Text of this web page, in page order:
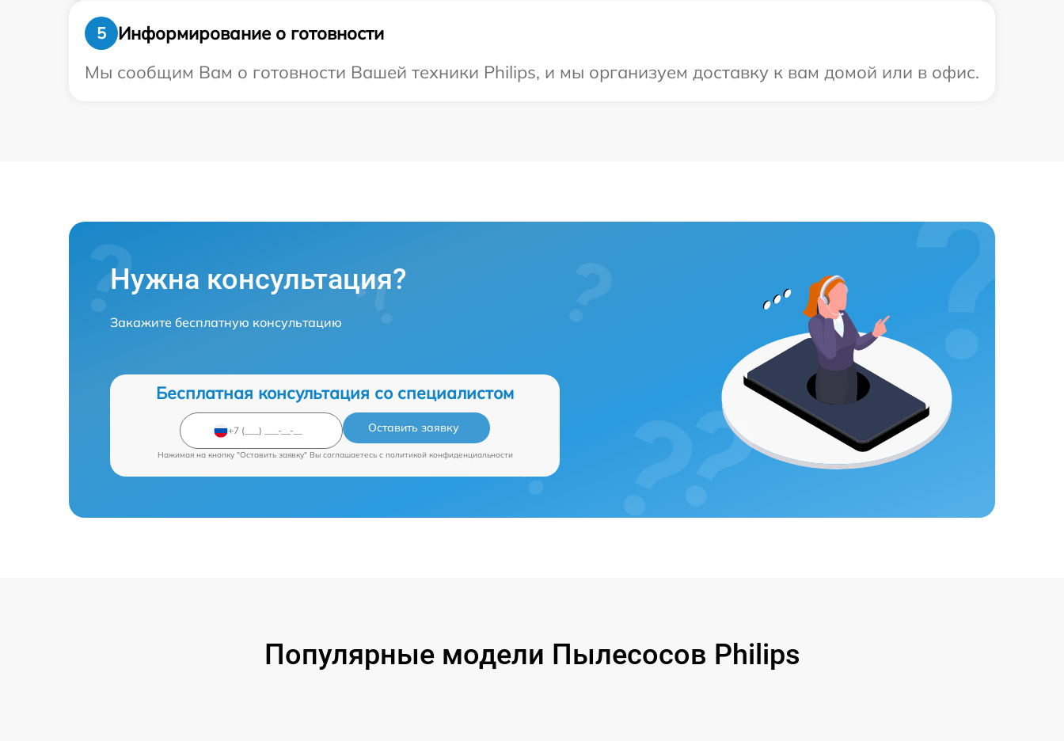
5
Информирование о готовности
Мы сообщим Вам о готовности Вашей техники Philips, и мы организуем доставку к вам домой или в офис.
Нужна консультация?
Закажите бесплатную консультацию
Бесплатная консультация со специалистом
Оставить заявку
Нажимая на кнопку "Оставить заявку" Вы соглашаетесь c политикой конфиденциальности
Популярные модели Пылесосов Philips